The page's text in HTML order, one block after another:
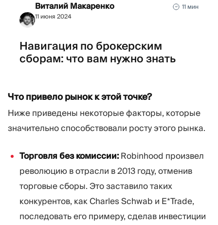
Виталий Макаренко
11 июня 2024
11 мин
Навигация по брокерским
сборам: что вам нужно знать
Что привело рынок к этой точке?
Ниже приведены некоторые факторы, которые
значительно способствовали росту этого рынка.
Торговля без комиссии:Robinhood произвел
революцию в отрасли в 2013 году, отменив
торговые сборы. Это заставило таких
конкурентов, как Charles Schwab и E*Trade,
последовать его примеру, сделав инвестиции